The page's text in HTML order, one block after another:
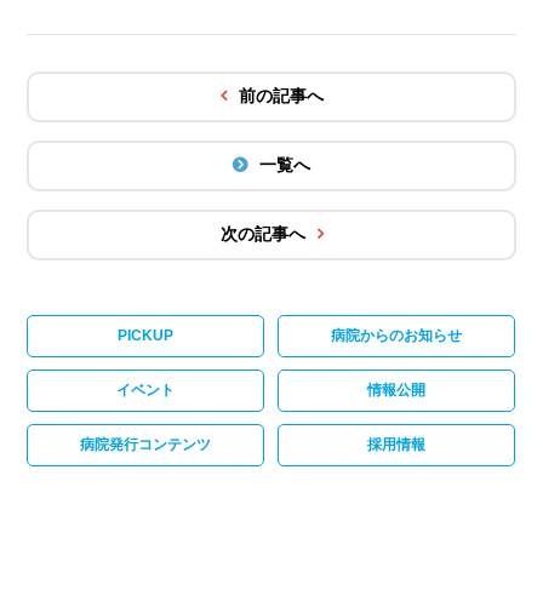
前の記事へ
一覧へ
次の記事へ
PICKUP 病院からのお知らせ
イベント 情報公開
病院発行コンテンツ 採用情報